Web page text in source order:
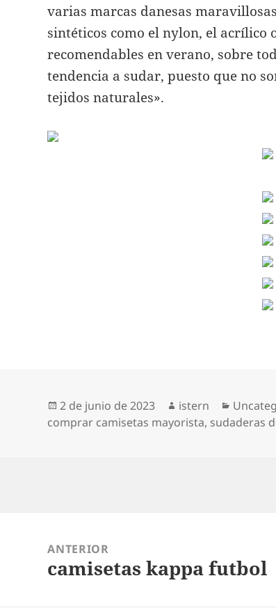
varias marcas danesas
sintéticos como el nylon, el acrílico
recomendables en verano, sobre
tendencia a sudar, puesto que no
tejidos naturales».
Publicado
el
2 de junio de 2023 Autor
istern
comprar camisetas mayorista, sudaderas
entradas
ANTERIOR
Entrada
camisetas kappa futbol